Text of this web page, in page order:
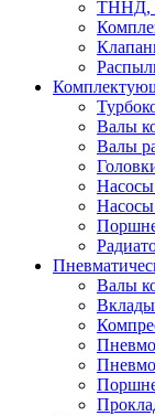
ТННД,
Валы
Валы
Валы